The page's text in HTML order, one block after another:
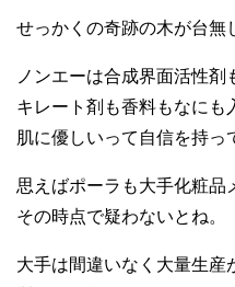
せっかくの奇跡の木が台無
ノンエーは合成界面活性剤
キレート剤も香料もなにも
肌に優しいって自信を持っ
思えばポーラも大手化粧品
その時点で疑わないとね。
大手は間違いなく大量生産